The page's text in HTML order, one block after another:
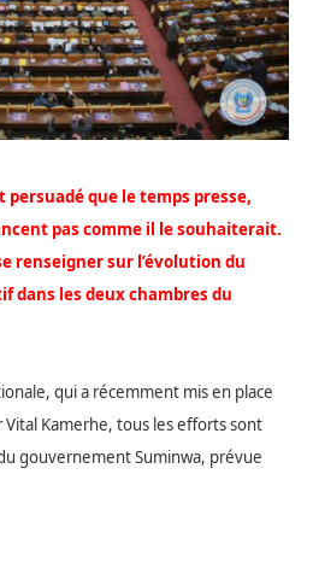
persuadé que le temps presse,
pas comme il le souhaiterait.
renseigner sur l’évolution du
dans les deux chambres du
qui a récemment mis en place
Kamerhe, tous les efforts sont
gouvernement Suminwa, prévue